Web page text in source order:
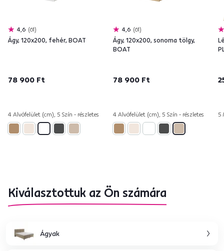
4,6 61
Ágy, 120x200, fehér, BOAT
78 900 Ft
4 Alvófelület (cm), 5 Szín - részletes
4,6 61
Ágy, 120x200, sonoma tölgy,
BOAT
78 900 Ft
4 Alvófelület (cm), 5 Szín - részletes 5
Kiválasztottuk az Ön számára
Ágyak